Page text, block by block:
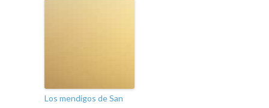
Los mendigos de San